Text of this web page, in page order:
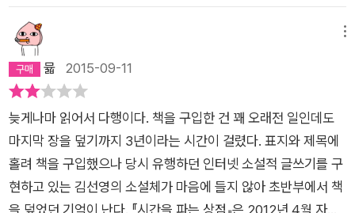
간을 파는 상점’의 주인, 크로노스가 되었다. 첫 번째 의뢰인의 닉
네임은 ‘네곁에’. 온조의 옆반에서 일어난 PMP 분실 사건을 의뢰
한다....뭔가 참신한 이야기가 담겨있을거란 기대를 가지고 구입
어갔을 때였다. 주인공인 온조가 의뢰인의 부탁으로 어떤 할아버
지를 대신 만나러 간 자리에서 그 할아버지는 시간에 대해 일장
연설을 한다. 요즘 사람들은 너무 시간에 쫓기며 자신이 무엇을
하는지도 모르며 바쁘게 살아간다는 내용. 그래서 소중한 것을 놓
뮯 2015-09-11
늦게나마 읽어서 다행이다. 책을 구입한 건 꽤 오래전 일인데도
마지막 장을 덮기까지 3년이라는 시간이 걸렸다. 표지와 제목에
홀려 책을 구입했으나 당시 유행하던 인터넷 소설적 글쓰기를 구
현하고 있는 김선영의 소설체가 마음에 들지 않아 초반부에서 책
을 덮었던 기억이 난다. 『시간을 파는 상점』은 2012년 4월 자음